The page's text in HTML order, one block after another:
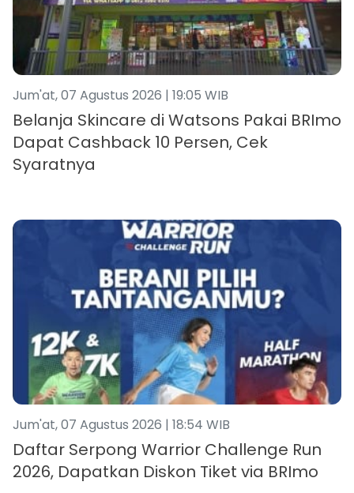
Jum'at, 07 Agustus 2026 | 19:05 WIB
Belanja Skincare di Watsons Pakai BRImo
Dapat Cashback 10 Persen, Cek
Syaratnya
Jum'at, 07 Agustus 2026 | 18:54 WIB
Daftar Serpong Warrior Challenge Run
2026, Dapatkan Diskon Tiket via BRImo